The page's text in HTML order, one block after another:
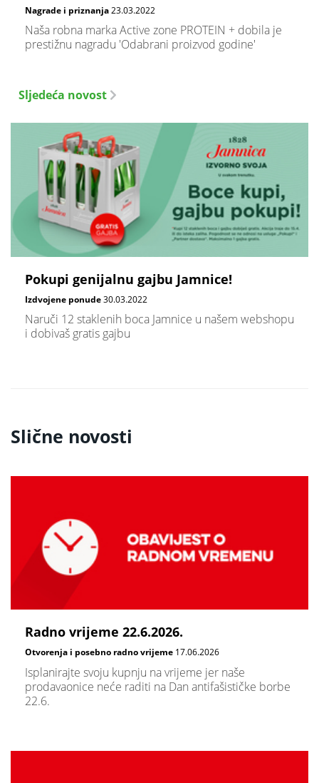
Nagrade i priznanja23.03.2022
Naša robna marka Active zone PROTEIN + dobila je
prestižnu nagradu 'Odabrani proizvod godine'
Sljedeća novost
Pokupi genijalnu gajbu Jamnice!
Izdvojene ponude30.03.2022
Naruči 12 staklenih boca Jamnice u našem webshopu
i dobivaš gratis gajbu
Slične novosti
Radno vrijeme 22.6.2026.
Otvorenja i posebno radno vrijeme 17.06.2026
Isplanirajte svoju kupnju na vrijeme jer naše
prodavaonice neće raditi na Dan antifašističke borbe
22.6.